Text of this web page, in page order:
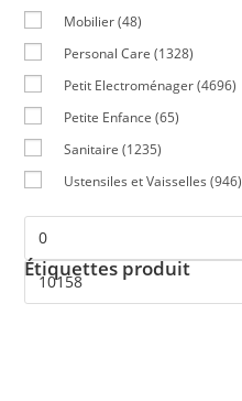
Mobilier (48)
Personal Care (1328)
Petit Electroménager (4696)
Petite Enfance (65)
Sanitaire (1235)
Ustensiles et Vaisselles (946)
Étiquettes produit